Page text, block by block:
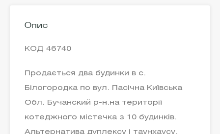
Опис
КОД 46740
Продається два будинки в с.
Білогородка по вул. Пасічна Київська
Обл. Бучанский р-н.на території
котеджного містечка з 10 будинків.
Альтернатива дуплексу і таунхаусу.